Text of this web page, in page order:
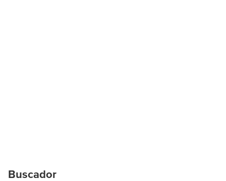
Buscador